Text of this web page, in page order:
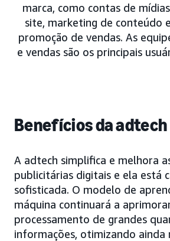
marca, como contas de
site, marketing de conteúdo
promoção de vendas. As
e vendas são os principais
Benefícios da adtech
A adtech simplifica e melhora
publicitárias digitais e ela está
sofisticada. O modelo de
máquina continuará a
processamento de grandes
informações, otimizando ainda